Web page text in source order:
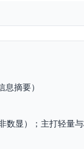
摘要）
数显）；主打轻量